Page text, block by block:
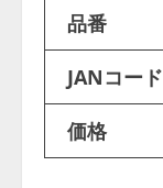
品番
JANコード
価格